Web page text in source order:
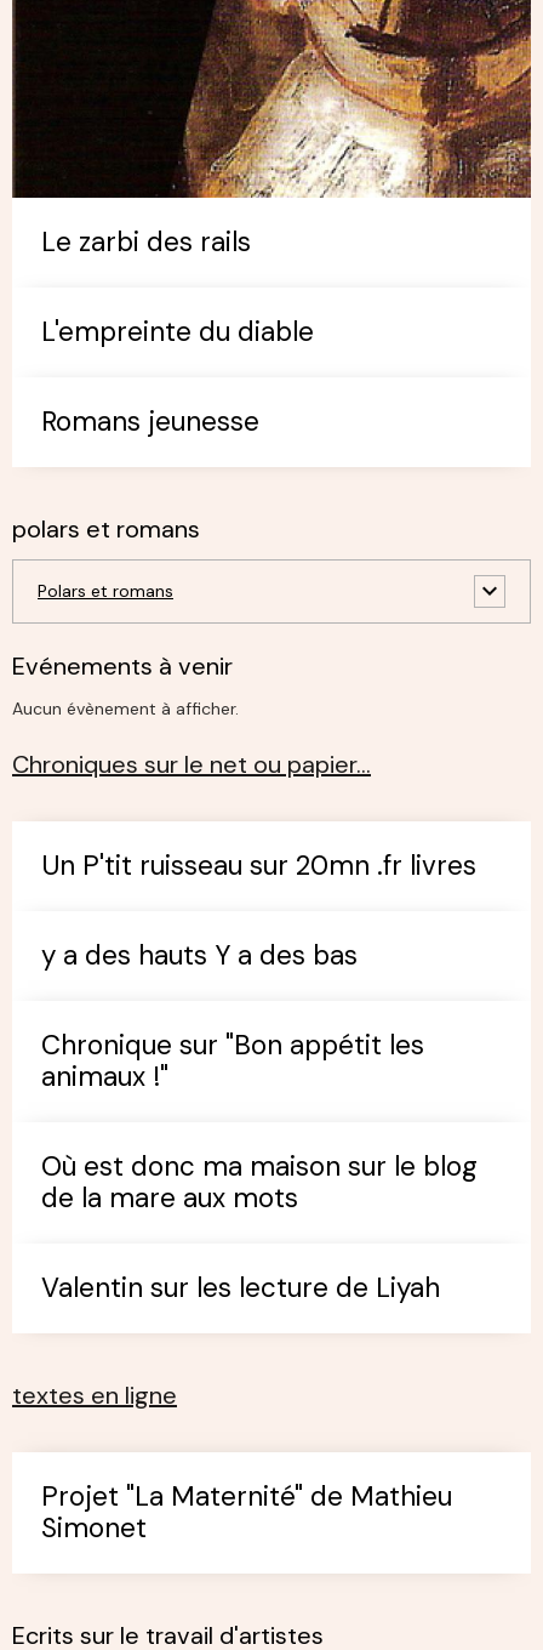
Le zarbi des rails
L'empreinte du diable
Romans jeunesse
polars et romans
Polars et romans
Evénements à venir
Aucun évènement à afficher.
Chroniques sur le net ou papier…
Un P'tit ruisseau sur 20mn .fr livres
y a des hauts Y a des bas
Chronique sur "Bon appétit les
animaux !"
Où est donc ma maison sur le blog
de la mare aux mots
Valentin sur les lecture de Liyah
textes en ligne
Projet "La Maternité" de Mathieu
Simonet
Ecrits sur le travail d'artistes